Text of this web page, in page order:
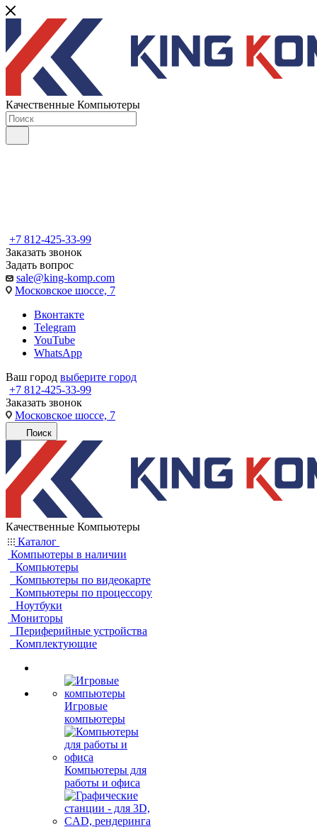
Качественные Компьютеры
+7 812-425-33-99
Заказать звонок
Задать вопрос
sale@king-komp.com
Московское шоссе, 7
Вконтакте
Telegram
YouTube
WhatsApp
Ваш город выберите город
+7 812-425-33-99
Заказать звонок
Московское шоссе, 7
Поиск
Качественные Компьютеры
Каталог
Компьютеры в наличии
Компьютеры
Компьютеры по видеокарте
Компьютеры по процессору
Ноутбуки
Мониторы
Периферийные устройства
Комплектующие
Игровые
компьютеры
Компьютеры для
работы и офиса